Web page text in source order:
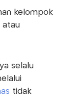
kelompok
atau
selalu
tidak